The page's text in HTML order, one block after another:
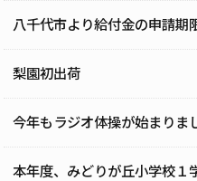
八千代市より給付金の申請期
梨園初出荷
今年もラジオ体操が始まりま
本年度、みどりが丘小学校１